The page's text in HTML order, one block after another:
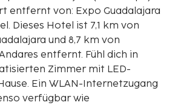
entfernt von: Expo Guadalajara
von
und 8,7 km von
entfernt. Fühl dich in
Zimmer mit LED-
Ein WLAN-Internetzugang
verfügbar wie